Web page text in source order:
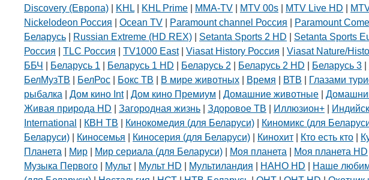
Discovery (Европа)
KHL KHL Prime MMA-TV MTV 00s MTV Live HD
Nickelodeon Россия
Ocean TV Paramount channel Россия Paramount
Беларусь
Russian Extreme (HD REX) Setanta Sports 2 HD Setanta Sports
Россия
TLC Россия TV1000 East| Viasat History Россия Viasat Nature/
ББЧ
Беларусь 1 Беларусь 1 HD Беларусь 2 Беларусь 2 HD Беларусь 3
БелМузТВ
БелРос Бокс ТВ В мире животных Время ВТВ Глазами
рыбалка
Дом кино Int| Дом кино Премиум Домашние животные
Живая природа HD
Загородная жизнь Здоровое ТВ Иллюзион+
International
КВН ТВ Кинокомедия (для Беларуси) Киномикс (для
Беларуси)
Киносемья Киносерия (для Беларуси) Кинохит Кто есть кто
Планета
Мир Мир сериала (для Беларуси) Моя планета Моя планета HD
Музыка Первого
Мульт Мульт HD Мультиландия НАНО HD Наше